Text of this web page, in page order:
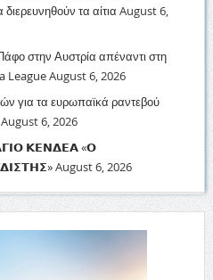
τα αίτια August 6,
στην Αυστρία απέναντι στη
LeagueAugust 6, 2026
για τα ευρωπαϊκά ραντεβού
August 6, 2026
𝝟𝝚𝝢𝝙𝝚𝝖 «𝝤
August 6, 2026